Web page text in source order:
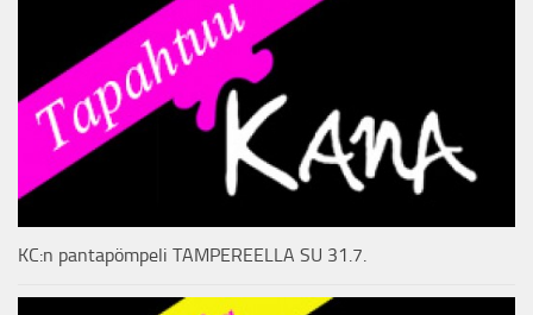
KC:n pantapömpeli TAMPEREELLA SU 31.7.